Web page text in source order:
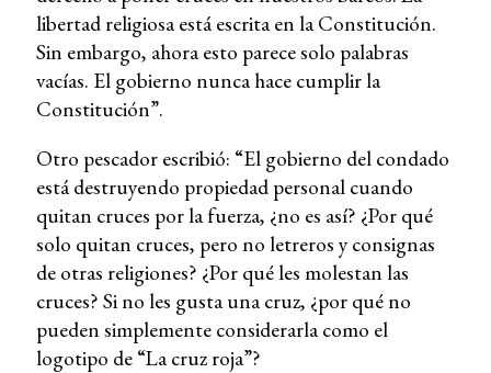
libertad religiosa está escrita en la Constitución.
Sin embargo, ahora esto parece solo palabras
vacías. El gobierno nunca hace cumplir la
Constitución”.
Otro pescador escribió: “El gobierno del condado
está destruyendo propiedad personal cuando
quitan cruces por la fuerza, ¿no es así? ¿Por qué
solo quitan cruces, pero no letreros y consignas
de otras religiones? ¿Por qué les molestan las
cruces? Si no les gusta una cruz, ¿por qué no
pueden simplemente considerarla como el
logotipo de “La cruz roja”?